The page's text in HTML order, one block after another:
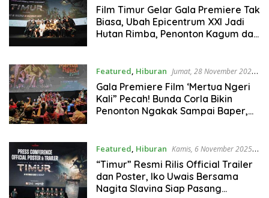
03:01
Film Timur Gelar Gala Premiere Tak
Biasa, Ubah Epicentrum XXI Jadi
Hutan Rimba, Penonton Kagum dan
Featured, Hiburan Jumat, 28 November 2025
| 10:15
Gala Premiere Film ‘Mertua Ngeri
Kali” Pecah! Bunda Corla Bikin
Penonton Ngakak Sampai Baper,
Featured, Hiburan Kamis, 6 November 2025 |
17:13
“Timur” Resmi Rilis Official Trailer
dan Poster, Iko Uwais Bersama
Nagita Slavina Siap Pasang